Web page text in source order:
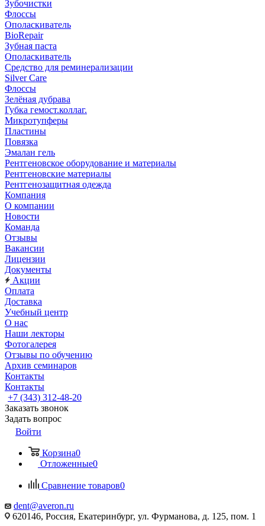
Зубочистки
Флоссы
Ополаскиватель
BioRepair
Зубная паста
Ополаскиватель
Средство для реминерализации
Silver Care
Флоссы
Зелёная дубрава
Губка гемост.коллаг.
Микротупферы
Пластины
Повязка
Эмалан гель
Рентгеновское оборудование и материалы
Рентгеновские материалы
Рентгенозащитная одежда
Компания
О компании
Новости
Команда
Отзывы
Вакансии
Лицензии
Документы
Акции
Оплата
Доставка
Учебный центр
О нас
Наши лекторы
Фотогалерея
Отзывы по обучению
Архив семинаров
Контакты
Контакты
+7 (343) 312-48-20
Заказать звонок
Задать вопрос
Войти
Корзина0
Отложенные0
Сравнение товаров0
dent@averon.ru
620146, Россия, Екатеринбург, ул. Фурманова, д. 125, пом. 1